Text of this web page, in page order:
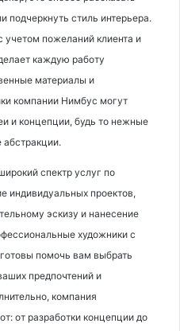
подчеркнуть стиль интерьера.
пожеланий клиента и
каждую работу
материалы и
компании Нимбус могут
и концепции, будь то нежные
спектр услуг по
индивидуальных проектов,
эскизу и нанесение
художники с
помочь вам выбрать
предпочтений и
компания
от разработки концепции до